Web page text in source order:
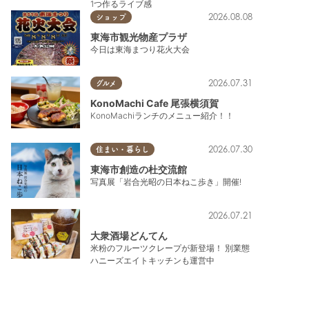
1つ作るライブ感
ショップ 2026.08.08
東海市観光物産プラザ
今日は東海まつり花火大会
グルメ 2026.07.31
KonoMachi Cafe 尾張横須賀
KonoMachiランチのメニュー紹介！！
住まい・暮らし 2026.07.30
東海市創造の杜交流館
写真展「岩合光昭の日本ねこ歩き」開催!
2026.07.21
大衆酒場どんてん
米粉のフルーツクレープが新登場！ 別業態
ハニーズエイトキッチンも運営中